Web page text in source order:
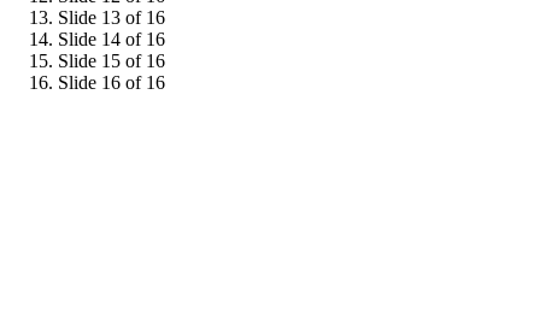
Slide 13 of 16
Slide 14 of 16
Slide 15 of 16
Slide 16 of 16